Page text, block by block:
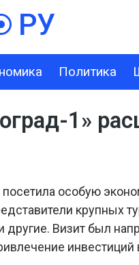
Политика
ШОУ-БИЗНЕС
1»
особую
крупных
другие. Визит был
инвестиций